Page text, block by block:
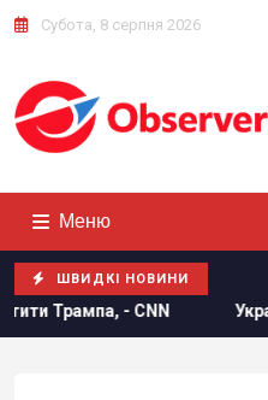
Субота, 8 серпня 2026
Меню
ШВИДКІ НОВИНИ
Україна погодилася не